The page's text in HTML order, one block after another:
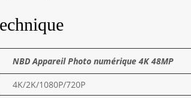
NBD Appareil Photo numérique 4K 48MP
4K/2K/1080P/720P